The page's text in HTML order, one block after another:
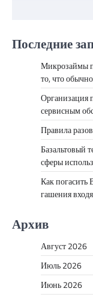
Последние
Микрозаймы
то, что
Организация
сервисным
Правила
Базальтовый
сферы
Как
гашения
Архив
Август 2026
Июль 2026
Июнь 2026